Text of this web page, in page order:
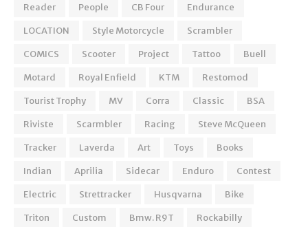
Reader
People CB Four
Endurance
LOCATION
Style Motorcycle
Scrambler
COMICS
Scooter Project Tattoo
Buell
Motard
Royal Enfield KTM
Restomod
Tourist Trophy
MV Corra Classic
BSA
Riviste
Scarmbler Racing
Steve McQueen
Tracker
Laverda Art Toys
Books
Indian
Aprilia Sidecar Enduro
Contest
Electric
Strettracker Husqvarna
Bike
Triton
Custom Bmw. R9T
Rockabilly